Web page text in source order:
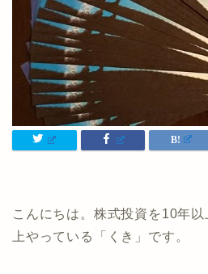
こんにちは。株式投資を10年
上やっている「くき」です。